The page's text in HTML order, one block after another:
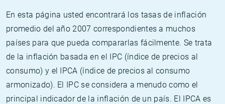
En esta página usted encontrará los tasas de inflación
promedio del año 2007 correspondientes a muchos
países para que pueda compararlas fácilmente. Se trata
de la inflación basada en el IPC (índice de precios al
consumo) y el IPCA (índice de precios al consumo
armonizado). El IPC se considera a menudo como el
principal indicador de la inflación de un país. El IPCA es